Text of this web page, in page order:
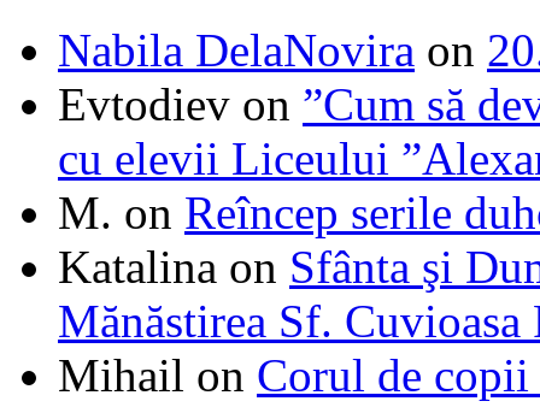
Nabila DelaNovira on
Evtodiev on ”Cum să
cu elevii Liceului
M. on Reîncep serile
Katalina on Sfânta şi
Mănăstirea Sf. Cuvioasa
Mihail on Corul de